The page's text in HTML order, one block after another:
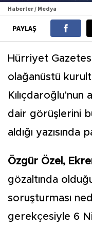
Haberler / Medya
PAYLAŞ
Hürriyet
olağanüstü
Kılıçdaroğlu'nun
dair görüşlerini
aldığı yazısında
Özgür Özel,
gözaltında
soruşturması
gerekçesiyle 6